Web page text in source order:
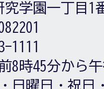
学園一丁目1
1111
8時45分から
日曜日・祝日